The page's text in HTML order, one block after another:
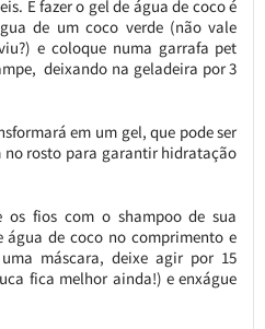
E fazer o gel de água de coco é
de um coco verde (não vale
e coloque numa garrafa pet
deixando na geladeira por 3
em um gel, que pode ser
no rosto para garantir hidratação
os fios com o shampoo de sua
água de coco no comprimento e
máscara, deixe agir por 15
fica melhor ainda!) e enxágue